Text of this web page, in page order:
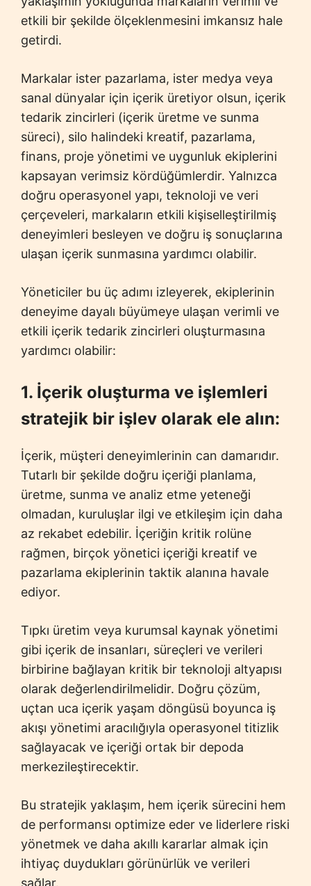
etkili bir şekilde ölçeklenmesini imkansız hale
getirdi.
Markalar ister pazarlama, ister medya veya
sanal dünyalar için içerik üretiyor olsun, içerik
tedarik zincirleri (içerik üretme ve sunma
süreci), silo halindeki kreatif, pazarlama,
finans, proje yönetimi ve uygunluk ekiplerini
kapsayan verimsiz kördüğümlerdir. Yalnızca
doğru operasyonel yapı, teknoloji ve veri
çerçeveleri, markaların etkili kişiselleştirilmiş
deneyimleri besleyen ve doğru iş sonuçlarına
ulaşan içerik sunmasına yardımcı olabilir.
Yöneticiler bu üç adımı izleyerek, ekiplerinin
deneyime dayalı büyümeye ulaşan verimli ve
etkili içerik tedarik zincirleri oluşturmasına
yardımcı olabilir:
1. İçerik oluşturma ve işlemleri
stratejik bir işlev olarak ele alın:
İçerik, müşteri deneyimlerinin can damarıdır.
Tutarlı bir şekilde doğru içeriği planlama,
üretme, sunma ve analiz etme yeteneği
olmadan, kuruluşlar ilgi ve etkileşim için daha
az rekabet edebilir. İçeriğin kritik rolüne
rağmen, birçok yönetici içeriği kreatif ve
pazarlama ekiplerinin taktik alanına havale
ediyor.
Tıpkı üretim veya kurumsal kaynak yönetimi
gibi içerik de insanları, süreçleri ve verileri
birbirine bağlayan kritik bir teknoloji altyapısı
olarak değerlendirilmelidir. Doğru çözüm,
uçtan uca içerik yaşam döngüsü boyunca iş
akışı yönetimi aracılığıyla operasyonel titizlik
sağlayacak ve içeriği ortak bir depoda
merkezileştirecektir.
Bu stratejik yaklaşım, hem içerik sürecini hem
de performansı optimize eder ve liderlere riski
yönetmek ve daha akıllı kararlar almak için
ihtiyaç duydukları görünürlük ve verileri
sağlar.